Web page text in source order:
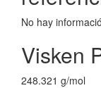
No hay
Visken
248.321 g/mol